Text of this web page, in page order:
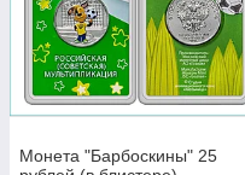
Монета "Барбоскины" 25